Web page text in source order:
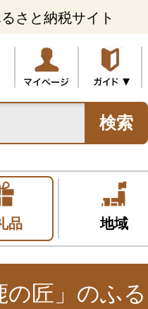
さと納税サイト
検索
品 地域
の匠」のふ